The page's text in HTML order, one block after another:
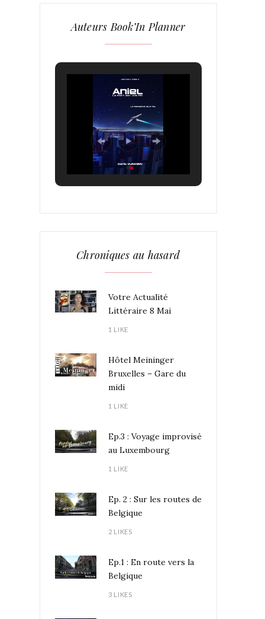
Auteurs Book’In Planner
Chroniques au hasard
Votre Actualité
Littéraire 8 Mai
1 LIKE
Hôtel Meininger
Bruxelles – Gare du
midi
1 LIKE
Ep.3 : Voyage improvisé
au Luxembourg
1 LIKE
Ep. 2 : Sur les routes de
Belgique
2 LIKES
Ep.1 : En route vers la
Belgique
3 LIKES